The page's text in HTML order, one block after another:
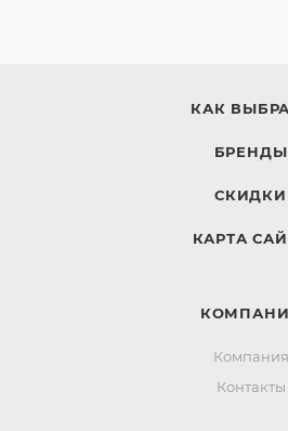
КАК
БРЕНДЫ
СКИДКИ
КАРТА
Компания
Контакты